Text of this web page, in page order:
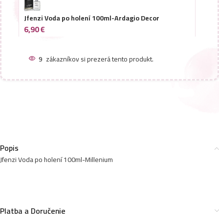
Jfenzi Voda po holení 100ml-Ardagio Decor
6,90€
6,90€
9 zákazníkov si prezerá tento produkt.
Popis
Jfenzi Voda po holení 100ml-Millenium
Platba a Doručenie